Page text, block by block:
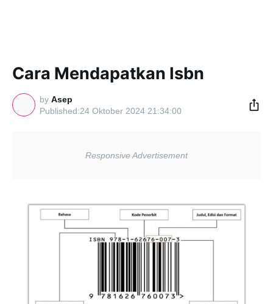
Cara Mendapatkan Isbn
by Asep
24 Oktober 2024 21:34:00